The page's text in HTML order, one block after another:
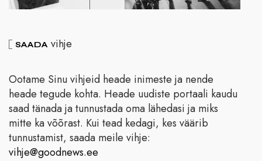
SAADA vihje
Ootame Sinu vihjeid heade inimeste ja nende
heade tegude kohta. Heade uudiste portaali kaudu
saad tänada ja tunnustada oma lähedasi ja miks
mitte ka võõrast. Kui tead kedagi, kes väärib
tunnustamist, saada meile vihje:
vihje@goodnews.ee